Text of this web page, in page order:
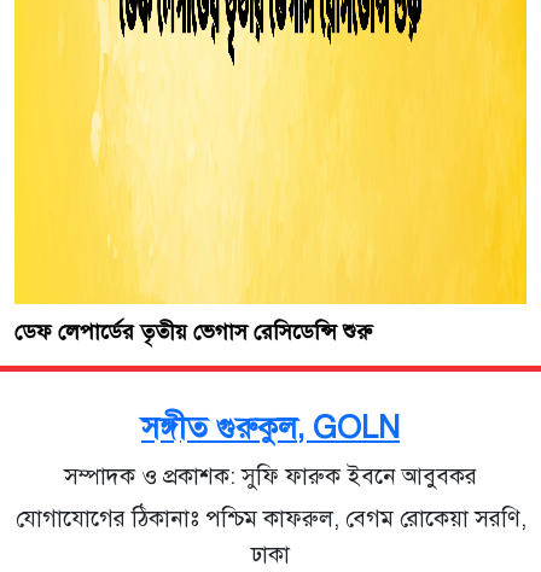
ডেফ লেপার্ডের তৃতীয় ভেগাস রেসিডেন্সি শুরু
সঙ্গীত গুরুকুল, GOLN
সম্পাদক ও প্রকাশক: সুফি ফারুক ইবনে আবুবকর
যোগাযোগের ঠিকানাঃ পশ্চিম কাফরুল, বেগম রোকেয়া সরণি,
ঢাকা